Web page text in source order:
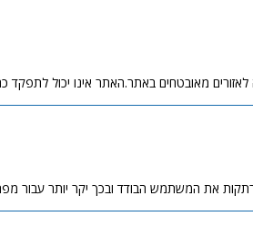
מאובטחים באתר.האתר אינו יכול לתפקד
את המשתמש הבודד ובכך יקר יותר עבור